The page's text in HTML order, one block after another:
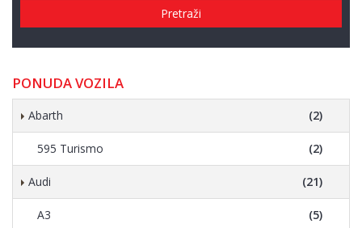
Pretraži
PONUDA VOZILA
Abarth (2)
595 Turismo (2)
Audi (21)
A3 (5)